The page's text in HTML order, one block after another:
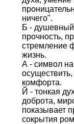
ничего".
Б - душевный
прочность,
стремление
жизнь.
А - символ
комфорта.
Й - тонкая
доброта,
показывает
сокрытия